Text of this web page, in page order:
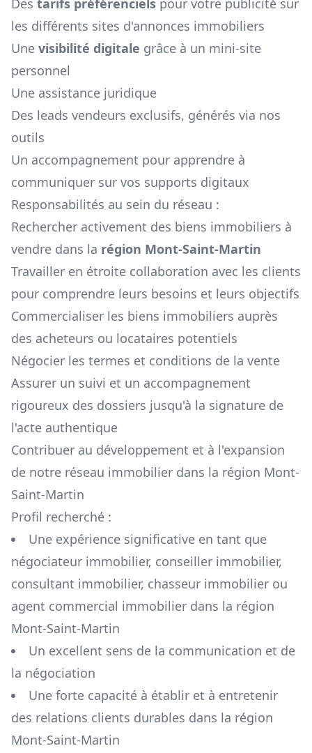
Des tarifs préférenciels pour votre publicité sur
les différents sites d'annonces immobiliers
Une visibilité digitale grâce à un mini-site
personnel
Une assistance juridique
Des leads vendeurs exclusifs, générés via nos
outils
Un accompagnement pour apprendre à
communiquer sur vos supports digitaux
Responsabilités au sein du réseau :
Rechercher activement des biens immobiliers à
vendre dans la région Mont-Saint-Martin
Travailler en étroite collaboration avec les clients
pour comprendre leurs besoins et leurs objectifs
Commercialiser les biens immobiliers auprès
des acheteurs ou locataires potentiels
Négocier les termes et conditions de la vente
Assurer un suivi et un accompagnement
rigoureux des dossiers jusqu'à la signature de
l'acte authentique
Contribuer au développement et à l'expansion
de notre réseau immobilier dans la région Mont-
Saint-Martin
Profil recherché :
Une expérience significative en tant que
négociateur immobilier, conseiller immobilier,
consultant immobilier, chasseur immobilier ou
agent commercial immobilier dans la région
Mont-Saint-Martin
Un excellent sens de la communication et de
la négociation
Une forte capacité à établir et à entretenir
des relations clients durables dans la région
Mont-Saint-Martin